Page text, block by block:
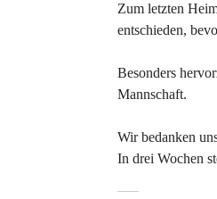
Zum letzten
entschieden,
Besonders
Mannschaft.
Wir bedanken
In drei Wochen